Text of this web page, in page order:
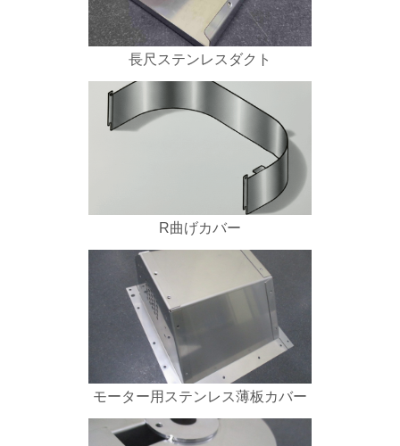
長尺ステンレスダクト
R曲げカバー
モーター用ステンレス薄板カバー